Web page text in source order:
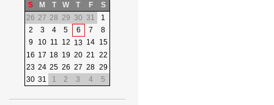
S
M T W T F
S
26 27 28 29 30 31
1
2
3 4 5 6 7
8
9
10 11 12 13 14 15
16 17 18 19 20 21 22
23 24 25 26 27 28 29
30 31 1 2 3 4 5